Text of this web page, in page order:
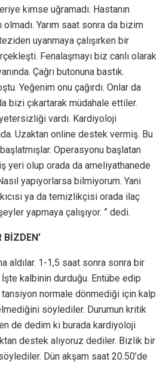
kimse uğramadı. Hastanın
Yarım saat sonra da bizim
uyanmaya çalışırken bir
Fenalaşmayı biz canlı olarak
Çağrı butonuna bastık.
Yeğenim onu çağırdı. Onlar da
bizi çıkartarak müdahale ettiler.
vardı. Kardiyoloji
Uzaktan online destek vermiş. Bu
Operasyonu başlatan
yeri olup orada da ameliyathanede
yapıyorlarsa bilmiyorum. Yani
ya da temizlikçisi orada ilaç
yapmaya çalışıyor. ” dedi.
BİZDEN’
aldılar. 1-1,5 saat sonra sonra bir
İşte kalbinin durduğu. Entübe edip
tansiyon normale dönmediği için kalp
söylediler. Durumun kritik
de dedim ki burada kardiyoloji
destek alıyoruz dediler. Bizlik bir
Dün akşam saat 20.50’de